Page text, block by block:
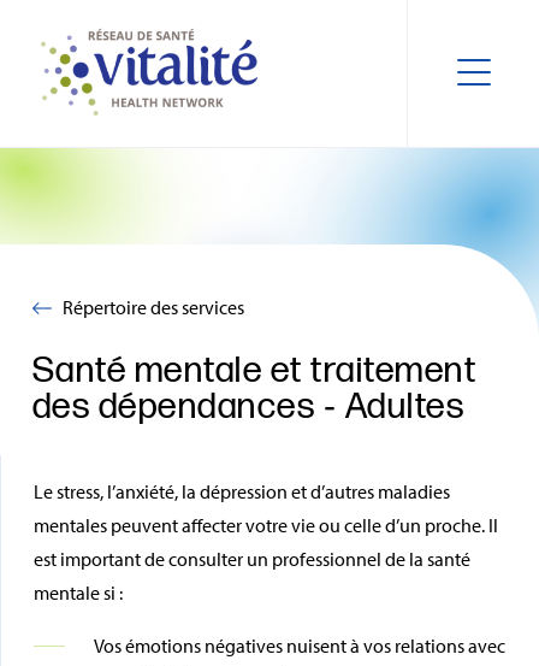
Répertoire des services
Santé mentale et traitement
des dépendances ‑ Adultes
Le stress, l’anxiété, la dépression et d’autres maladies
mentales peuvent affecter votre vie ou celle d’un proche. Il
est important de consulter un professionnel de la santé
mentale si :
Vos émotions négatives nuisent à vos relations avec